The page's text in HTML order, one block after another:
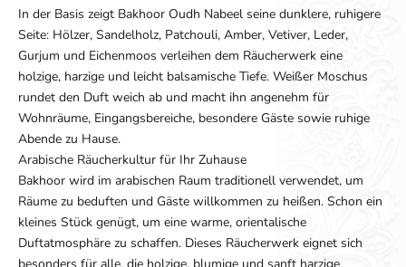
In der Basis zeigt Bakhoor Oudh Nabeel seine dunklere, ruhigere
Seite: Hölzer, Sandelholz, Patchouli, Amber, Vetiver, Leder,
Gurjum und Eichenmoos verleihen dem Räucherwerk eine
holzige, harzige und leicht balsamische Tiefe. Weißer Moschus
rundet den Duft weich ab und macht ihn angenehm für
Wohnräume, Eingangsbereiche, besondere Gäste sowie ruhige
Abende zu Hause.
Arabische Räucherkultur für Ihr Zuhause
Bakhoor wird im arabischen Raum traditionell verwendet, um
Räume zu beduften und Gäste willkommen zu heißen. Schon ein
kleines Stück genügt, um eine warme, orientalische
Duftatmosphäre zu schaffen. Dieses Räucherwerk eignet sich